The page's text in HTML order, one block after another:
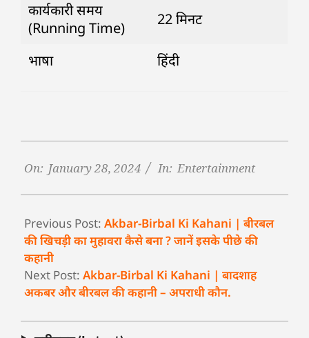
कार्यकारी समय
(Running Time)
22 मिनट
भाषा हिंदी
On: January 28, 2024 In: Entertainment
Previous Post: Akbar-Birbal Ki Kahani | बीरबल
की खिचड़ी का मुहावरा कैसे बना ? जानें इसके पीछे की
कहानी
Next Post: Akbar-Birbal Ki Kahani | बादशाह
अकबर और बीरबल की कहानी – अपराधी कौन.